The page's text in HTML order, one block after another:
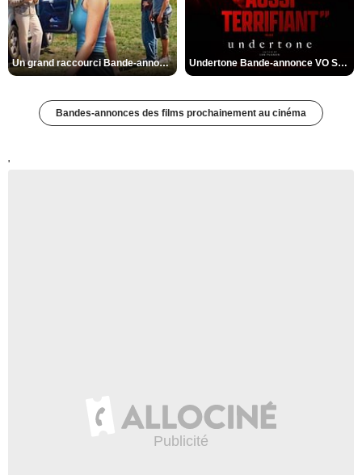
Un grand raccourci Bande-annonce VF Undertone Bande-annonce VO STFR
Bandes-annonces des films prochainement au cinéma
'